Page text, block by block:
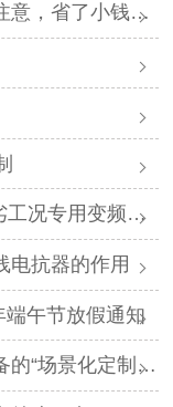
钱却可能毁了设备
用变频解决方案
电抗器的作用
端午节放假通知
制”，才是破局关键